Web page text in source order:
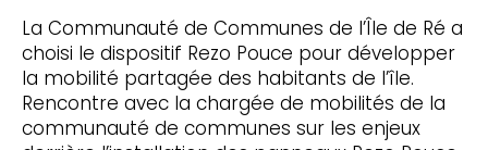
La Communauté de Communes de l’Île de Ré a
choisi le dispositif Rezo Pouce pour développer
la mobilité partagée des habitants de l’île.
Rencontre avec la chargée de mobilités de la
communauté de communes sur les enjeux